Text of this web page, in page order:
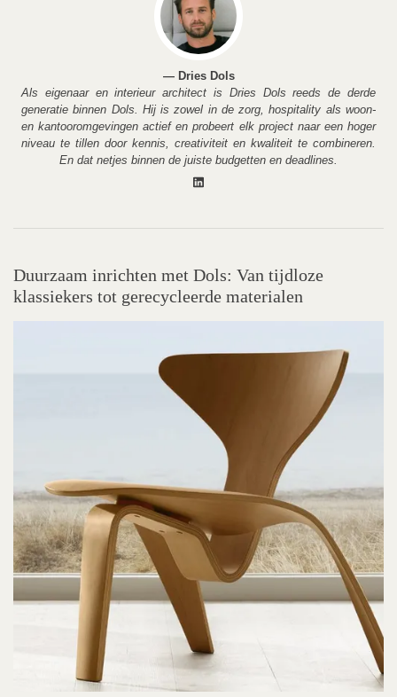
— Dries Dols
Als eigenaar en interieur architect is Dries Dols reeds de derde
generatie binnen Dols. Hij is zowel in de zorg, hospitality als woon-
en kantooromgevingen actief en probeert elk project naar een hoger
niveau te tillen door kennis, creativiteit en kwaliteit te combineren.
En dat netjes binnen de juiste budgetten en deadlines.
Duurzaam inrichten met Dols: Van tijdloze
klassiekers tot gerecycleerde materialen